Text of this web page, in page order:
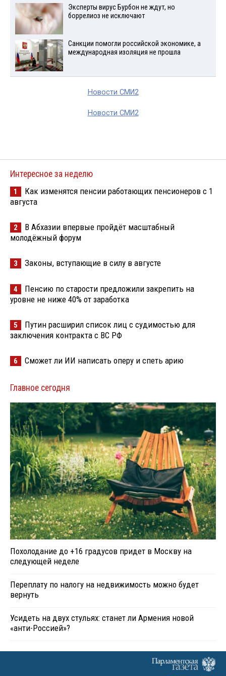
Эксперты вирус Бурбон не ждут, но
боррелиоз не исключают
Санкции помогли российской экономике, а
международная изоляция не прошла
Новости СМИ2
Новости СМИ2
Интересное за неделю
1
Как изменятся пенсии работающих пенсионеров с 1
августа
2
В Абхазии впервые пройдёт масштабный
молодёжный форум
3 Законы, вступающие в силу в августе
4
Пенсию по старости предложили закрепить на
уровне не ниже 40% от заработка
5
Путин расширил список лиц с судимостью для
заключения контракта с ВС РФ
6 Сможет ли ИИ написать оперу и спеть арию
Главное сегодня
Похолодание до +16 градусов придет в Москву на
следующей неделе
Переплату по налогу на недвижимость можно будет
вернуть
Усидеть на двух стульях: станет ли Армения новой
«анти-Россией»?